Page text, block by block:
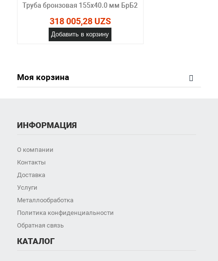
Труба бронзовая 155х40.0 мм БрБ2
318 005,28 UZS
Добавить в корзину
Моя корзина
ИНФОРМАЦИЯ
О компании
Контакты
Доставка
Услуги
Металлообработка
Политика конфиденциальности
Обратная связь
КАТАЛОГ